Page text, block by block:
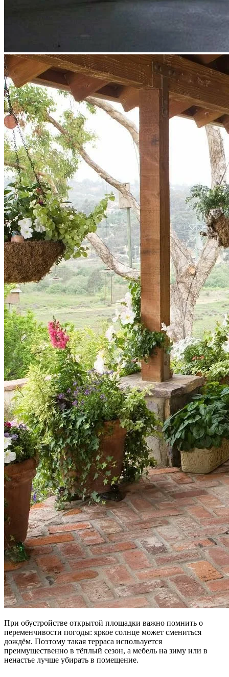
При обустройстве открытой площадки важно помнить о
переменчивости погоды: яркое солнце может смениться
дождём. Поэтому такая терраса используется
преимущественно в тёплый сезон, а мебель на зиму или в
ненастье лучше убирать в помещение.